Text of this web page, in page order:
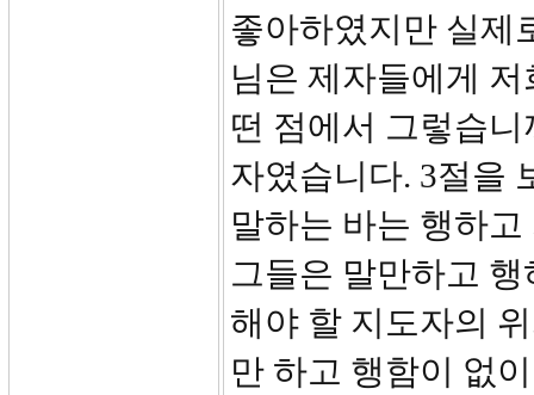
좋아하였지만 실제
님은 제자들에게
떤 점에서 그렇습
자였습니다. 3절을
말하는 바는 행하
그들은 말만하고
해야 할 지도자의
만 하고 행함이 없